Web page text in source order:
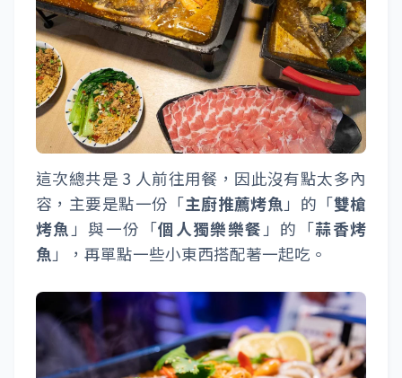
這次總共是 3 人前往用餐，因此沒有點太多內
容，主要是點一份「主廚推薦烤魚 」的「雙槍
烤魚 」與一份「個人獨樂樂餐 」的「蒜香烤
魚 」，再單點一些小東西搭配著一起吃。